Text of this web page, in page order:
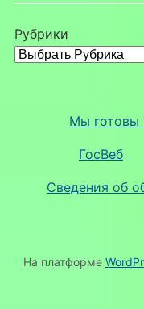
Рубрики
Мы готовы
ГосВеб
Сведения об
На платформе